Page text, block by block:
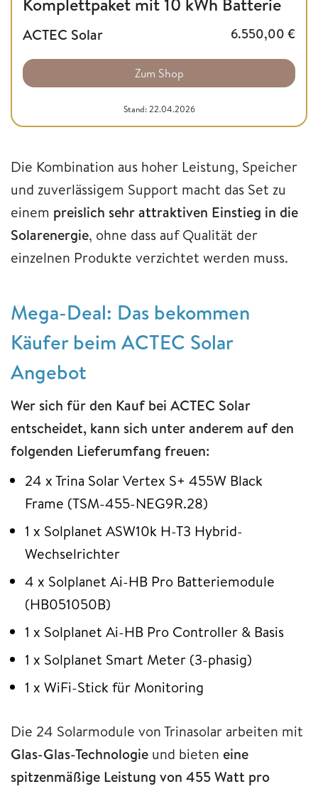
ACTEC Solar 6.550,00 €
Zum Shop
Stand: 22.04.2026
Die Kombination aus hoher Leistung, Speicher
und zuverlässigem Support macht das Set zu
einem preislich sehr attraktiven Einstieg in die
Solarenergie, ohne dass auf Qualität der
einzelnen Produkte verzichtet werden muss.
Mega-Deal: Das bekommen
Käufer beim ACTEC Solar
Angebot
Wer sich für den Kauf bei ACTEC Solar
entscheidet, kann sich unter anderem auf den
folgenden Lieferumfang freuen:
24 x Trina Solar Vertex S+ 455W Black
Frame (TSM-455-NEG9R.28)
1 x Solplanet ASW10k H-T3 Hybrid-
Wechselrichter
4 x Solplanet Ai-HB Pro Batteriemodule
(HB051050B)
1 x Solplanet Ai-HB Pro Controller & Basis
1 x Solplanet Smart Meter (3-phasig)
1 x WiFi-Stick für Monitoring
Die 24 Solarmodule von Trinasolar arbeiten mit
Glas-Glas-Technologie und bieten eine
spitzenmäßige Leistung von 455 Watt pro